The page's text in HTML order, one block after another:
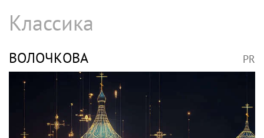
Мать Тимати Симону раскритиковали за
неудачные фото возлюбленной сына
Валентины
Барды
СЛЕПАКОВ PR